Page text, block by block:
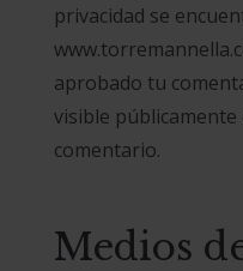
privacidad se
aprobado tu
visible
comentario.
Medios